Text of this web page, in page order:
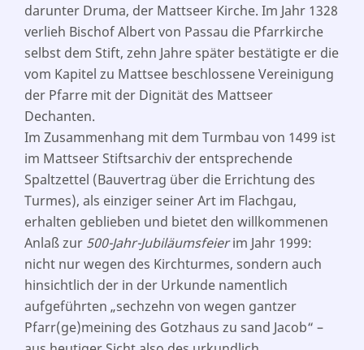
darunter Druma, der Mattseer Kirche. Im Jahr 1328
verlieh Bischof Albert von Passau die Pfarrkirche
selbst dem Stift, zehn Jahre später bestätigte er die
vom Kapitel zu Mattsee beschlossene Vereinigung
der Pfarre mit der Dignität des Mattseer
Dechanten.
Im Zusammenhang mit dem Turmbau von 1499 ist
im Mattseer Stiftsarchiv der entsprechende
Spaltzettel (Bauvertrag über die Errichtung des
Turmes), als einziger seiner Art im Flachgau,
erhalten geblieben und bietet den willkommenen
Anlaß zur 500-Jahr-Jubiläumsfeierim Jahr 1999:
nicht nur wegen des Kirchturmes, sondern auch
hinsichtlich der in der Urkunde namentlich
aufgeführten „sechzehn von wegen gantzer
Pfarr(ge)meining des Gotzhaus zu sand Jacob“ –